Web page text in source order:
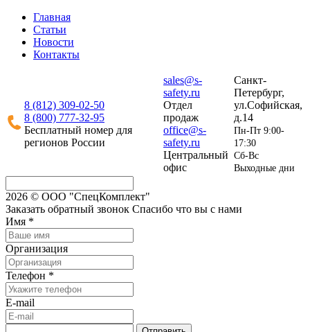
Главная
Статьи
Новости
Контакты
8 (812) 309-02-50
8 (800) 777-32-95
Бесплатный номер для
регионов России
sales@s-
safety.ru
Отдел
продаж
office@s-
safety.ru
Центральный
офис
Санкт-
Петербург,
ул.Софийская,
д.14
Пн-Пт 9:00-
17:30
Сб-Вс
Выходные дни
2026 © ООО "СпецКомплект"
Заказать обратный звонок Спасибо что вы с нами
Имя *
Организация
Телефон *
E-mail